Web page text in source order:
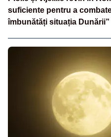
suficiente pentru a
îmbunătăți situația Dunării”